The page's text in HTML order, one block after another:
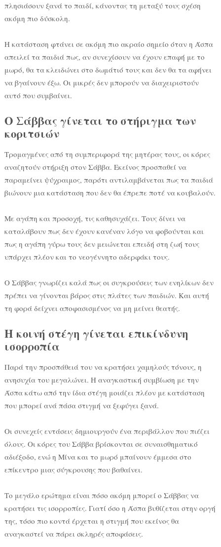
πλησιάσουν ξανά το παιδί, κάνοντας τη μεταξύ τους σχέση
ακόμη πιο δύσκολη.
Η κατάσταση φτάνει σε ακόμη πιο ακραίο σημείο όταν η Άσπα
απειλεί τα παιδιά πως, αν συνεχίσουν να έχουν επαφή με το
μωρό, θα τα κλειδώνει στο δωμάτιό τους και δεν θα τα αφήνει
να βγαίνουν έξω. Οι μικρές δεν μπορούν να διαχειριστούν
αυτό που συμβαίνει.
Ο Σάββας γίνεται το στήριγμα των
κοριτσιών
Τρομαγμένες από τη συμπεριφορά της μητέρας τους, οι κόρες
αναζητούν στήριξη στον Σάββα. Εκείνος προσπαθεί να
παραμείνει ψύχραιμος, παρότι αντιλαμβάνεται πως τα παιδιά
βιώνουν μια κατάσταση που δεν θα έπρεπε ποτέ να κουβαλούν.
Με αγάπη και προσοχή, τις καθησυχάζει. Τους δίνει να
καταλάβουν πως δεν έχουν κανέναν λόγο να φοβούνται και
πως η αγάπη γύρω τους δεν μειώνεται επειδή στη ζωή τους
υπάρχει πλέον και το νεογέννητο αδερφάκι τους.
Ο Σάββας γνωρίζει καλά πως οι συγκρούσεις των ενηλίκων δεν
πρέπει να γίνονται βάρος στις πλάτες των παιδιών. Και αυτή
τη φορά δείχνει αποφασισμένος να μη μείνει θεατής.
Η κοινή στέγη γίνεται επικίνδυνη
ισορροπία
Παρά την προσπάθειά του να κρατήσει χαμηλούς τόνους, η
ανησυχία του μεγαλώνει. Η αναγκαστική συμβίωση με την
Άσπα κάτω από την ίδια στέγη μοιάζει πλέον με κατάσταση
που μπορεί ανά πάσα στιγμή να ξεφύγει ξανά.
Οι συνεχείς εντάσεις δημιουργούν ένα περιβάλλον που πιέζει
όλους. Οι κόρες του Σάββα βρίσκονται σε συναισθηματικό
αδιέξοδο, ενώ η Μίνα και το μωρό μπαίνουν έμμεσα στο
επίκεντρο μιας σύγκρουσης που βαθαίνει.
Το μεγάλο ερώτημα είναι πόσο ακόμη μπορεί ο Σάββας να
κρατήσει τις ισορροπίες. Γιατί όσο η Άσπα βυθίζεται στην οργή
της, τόσο πιο κοντά έρχεται η στιγμή που εκείνος θα
αναγκαστεί να πάρει σκληρές αποφάσεις.